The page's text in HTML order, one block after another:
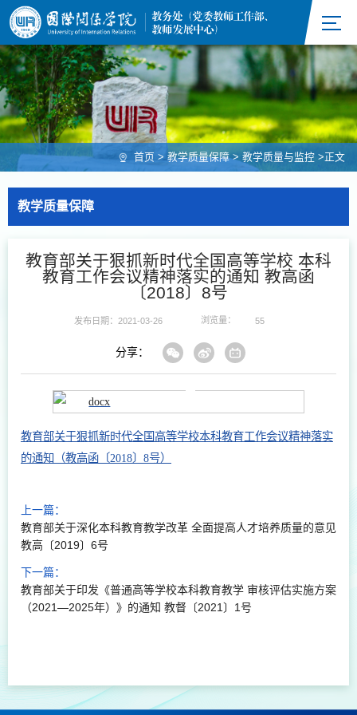
首页 > 教学质量保障 > 教学质量与监控 >正文
教学质量保障
教育部关于狠抓新时代全国高等学校 本科
教育工作会议精神落实的通知 教高函
〔2018〕8号
发布日期：2021-03-26 浏览量： 55
分享：
教育部关于狠抓新时代全国高等学校本科教育工作会议精神落实
的通知（教高函〔2018〕8号）
上一篇：
教育部关于深化本科教育教学改革 全面提高人才培养质量的意见
教高〔2019〕6号
下一篇：
教育部关于印发《普通高等学校本科教育教学 审核评估实施方案
（2021—2025年）》的通知 教督〔2021〕1号